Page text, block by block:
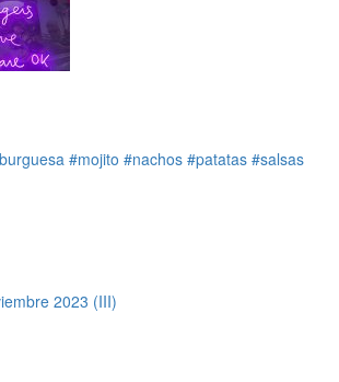
#mojito #nachos #patatas #salsas
2023 (III)